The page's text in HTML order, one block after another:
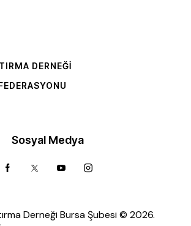
DERNEĞI
Sosyal Medya
Derneği Bursa Şubesi © 2026.